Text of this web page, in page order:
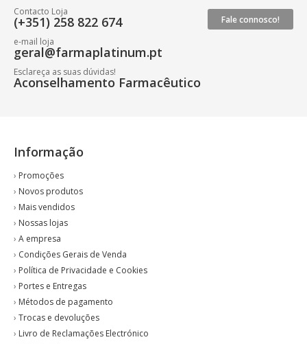
Fale connosco!
Contacto Loja
(+351) 258 822 674
e-mail loja
geral@farmaplatinum.pt
Esclareça as suas dúvidas!
Aconselhamento Farmacêutico
Informação
› Promoções
› Novos produtos
› Mais vendidos
› Nossas lojas
› A empresa
› Condições Gerais de Venda
› Política de Privacidade e Cookies
› Portes e Entregas
› Métodos de pagamento
› Trocas e devoluções
› Livro de Reclamações Electrónico